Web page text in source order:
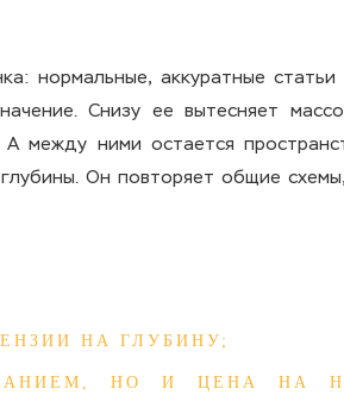
нормальные, аккуратные статьи
Снизу ее вытесняет
между ними остается
Он повторяет общие
НА ГЛУБИНУ;
НО И ЦЕНА НА